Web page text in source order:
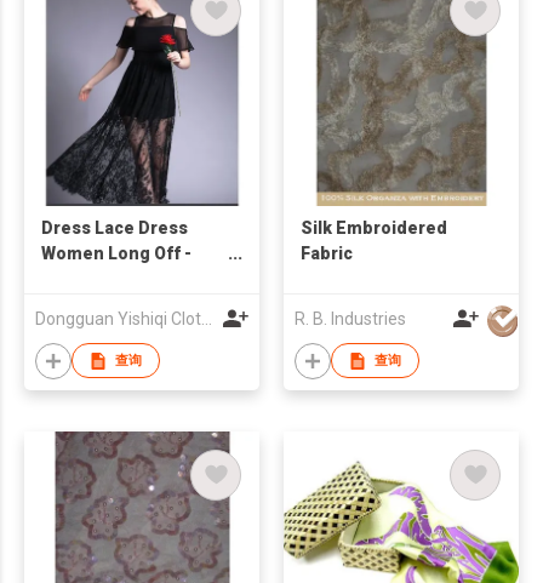
Dress Lace Dress
Women Long Off -
Dongguan Yishiqi Clothing Co.,Ltd
查询
Silk Embroidered
Fabric
R. B. Industries
查询